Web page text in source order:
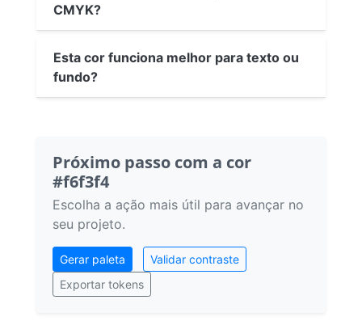
CMYK?
Esta cor funciona melhor para texto ou
fundo?
Próximo passo com a cor
#f6f3f4
Escolha a ação mais útil para avançar no
seu projeto.
Gerar paleta
Validar contraste
Exportar tokens